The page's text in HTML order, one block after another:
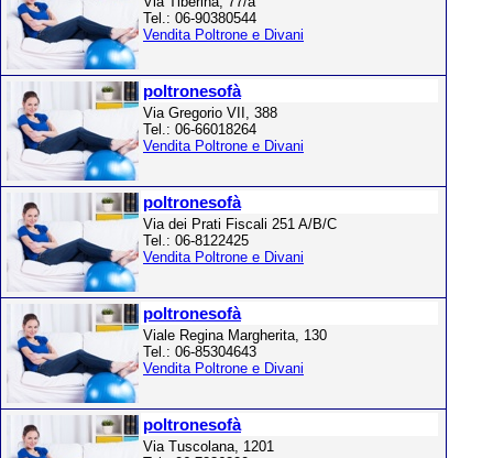
Tel.: 06-90380544
Vendita Poltrone e Divani
poltronesofà
Via Gregorio VII, 388
Tel.: 06-66018264
Vendita Poltrone e Divani
poltronesofà
Via dei Prati Fiscali 251 A/B/C
Tel.: 06-8122425
Vendita Poltrone e Divani
poltronesofà
Viale Regina Margherita, 130
Tel.: 06-85304643
Vendita Poltrone e Divani
poltronesofà
Via Tuscolana, 1201